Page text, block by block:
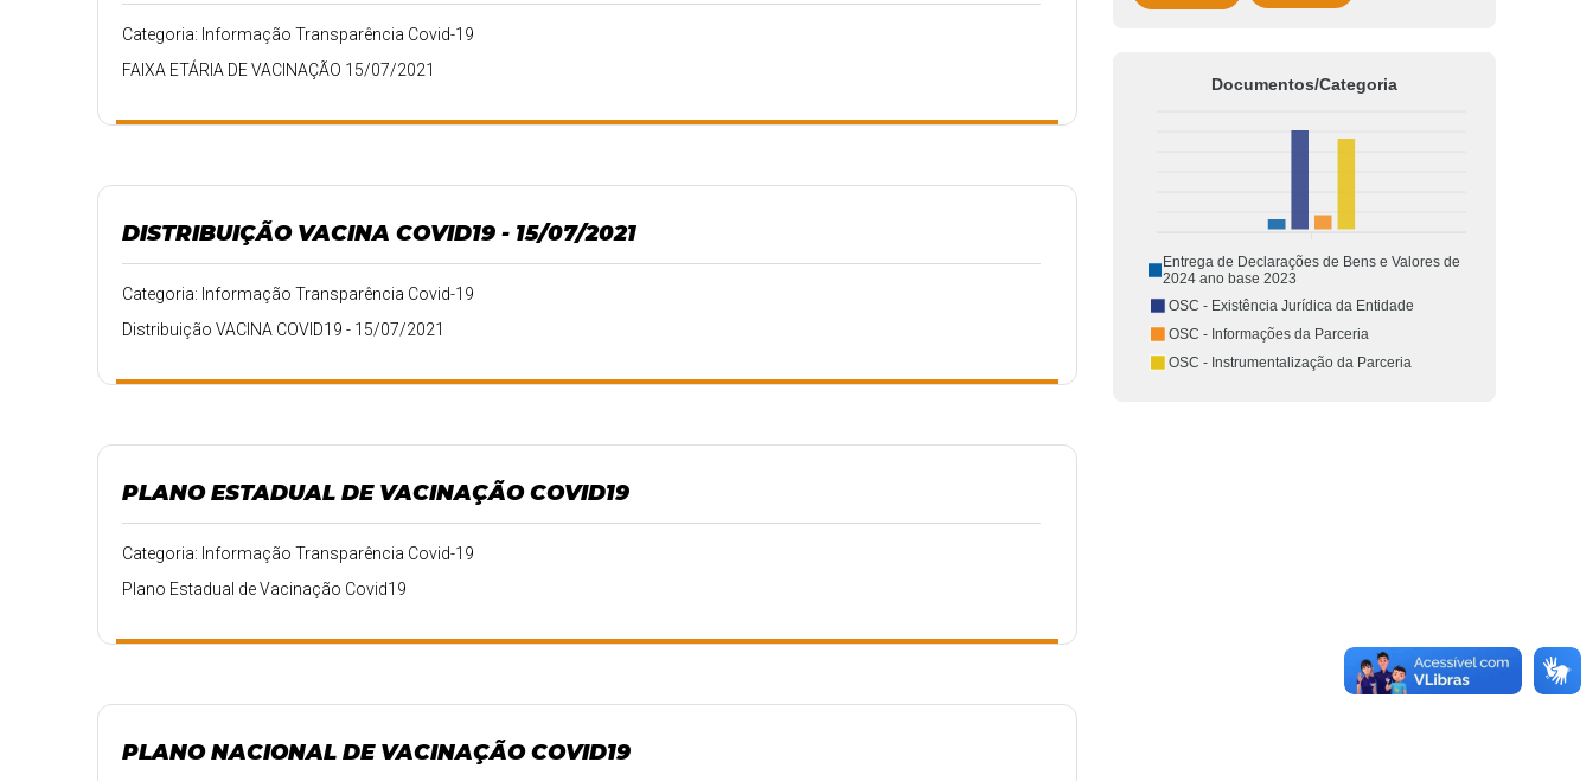
Categoria: Informação Transparência Covid-19
FAIXA ETÁRIA DE VACINAÇÃO 15/07/2021
DISTRIBUIÇÃO VACINA COVID19 - 15/07/2021
Categoria: Informação Transparência Covid-19
Distribuição VACINA COVID19 - 15/07/2021
PLANO ESTADUAL DE VACINAÇÃO COVID19
Categoria: Informação Transparência Covid-19
Plano Estadual de Vacinação Covid19
PLANO NACIONAL DE VACINAÇÃO COVID19
Documentos/Categoria
Entrega de Declarações de Bens e Valores de
2024 ano base 2023
OSC - Existência Jurídica da Entidade
OSC - Informações da Parceria
OSC - Instrumentalização da Parceria